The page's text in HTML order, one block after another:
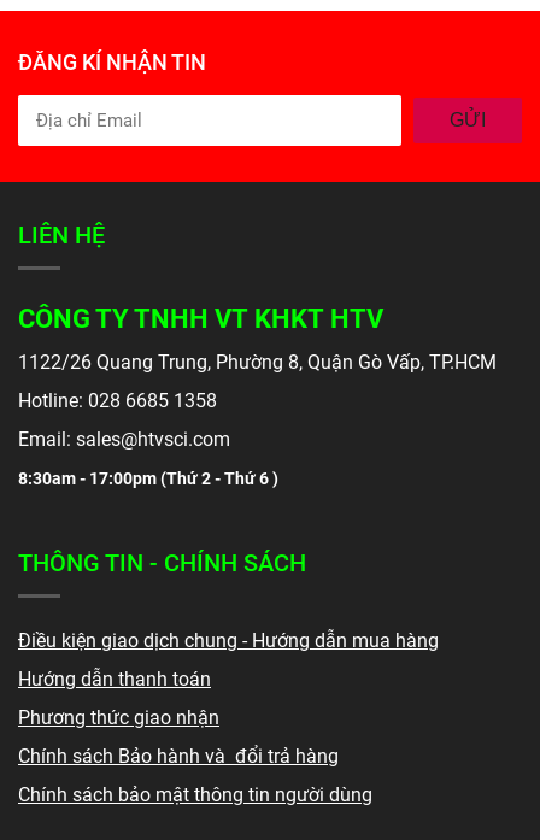
ĐĂNG KÍ NHẬN TIN
GỬI
LIÊN HỆ
CÔNG TY TNHH VT KHKT HTV
1122/26 Quang Trung, Phường 8, Quận Gò Vấp, TP.HCM
Hotline: 028 6685 1358
Email: sales@htvsci.com
8:30am - 17:00pm (Thứ 2 - Thứ 6 )
THÔNG TIN - CHÍNH SÁCH
Điều kiện giao dịch chung - Hướng dẫn mua hàng
Hướng dẫn thanh toán
Phương thức giao nhận
Chính sách Bảo hành và đổi trả hàng
Chính sách bảo mật thông tin người dùng